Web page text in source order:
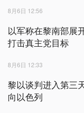
8月6日 12:56
以军称在黎南部展
打击真主党目标
8月6日 12:33
黎以谈判进入第三
向以色列